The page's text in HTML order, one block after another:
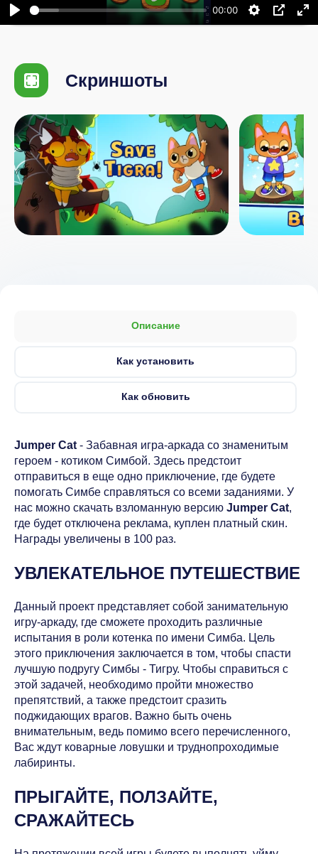
00:00
Скриншоты
Описание
Как установить
Как обновить
Jumper Cat - Забавная игра-аркада со знаменитым
героем - котиком Симбой. Здесь предстоит
отправиться в еще одно приключение, где будете
помогать Симбе справляться со всеми заданиями. У
нас можно скачать взломанную версию Jumper Cat,
где будет отключена реклама, куплен платный скин.
Награды увеличены в 100 раз.
УВЛЕКАТЕЛЬНОЕ ПУТЕШЕСТВИЕ
Данный проект представляет собой занимательную
игру-аркаду, где сможете проходить различные
испытания в роли котенка по имени Симба. Цель
этого приключения заключается в том, чтобы спасти
лучшую подругу Симбы - Тигру. Чтобы справиться с
этой задачей, необходимо пройти множество
препятствий, а также предстоит сразить
поджидающих врагов. Важно быть очень
внимательным, ведь помимо всего перечисленного,
Вас ждут коварные ловушки и труднопроходимые
лабиринты.
ПРЫГАЙТЕ, ПОЛЗАЙТЕ,
СРАЖАЙТЕСЬ